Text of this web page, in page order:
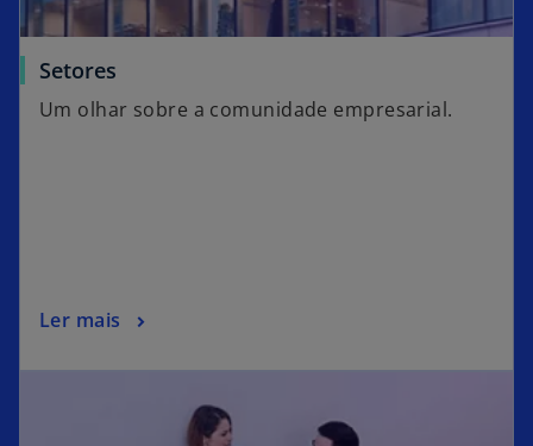
Setores
Um olhar sobre a comunidade empresarial.
Ler mais